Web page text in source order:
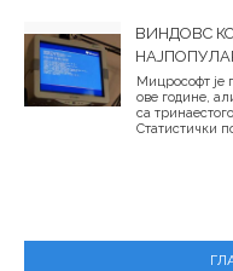
ВИНДОВС
Мицрософт је
ове године,
са
Статистички